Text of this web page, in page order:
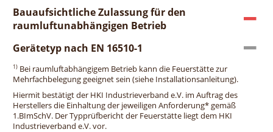
Bauaufsichtliche Zulassung für den
raumluftunabhängigen Betrieb
Gerätetyp nach EN 16510-1
1) Bei raumluftabhängigem Betrieb kann die Feuerstätte zur
Mehrfachbelegung geeignet sein (siehe Installationsanleitung).
Hiermit bestätigt der HKI Industrieverband e.V. im Auftrag des
Herstellers die Einhaltung der jeweiligen Anforderung* gemäß
1.BImSchV. Der Typprüfbericht der Feuerstätte liegt dem HKI
Industrieverband e.V. vor.